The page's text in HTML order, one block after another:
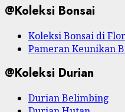
@Koleksi Bonsai
Koleksi Bonsai di
Pameran Keunikan
@Koleksi Durian
Durian Belimbing